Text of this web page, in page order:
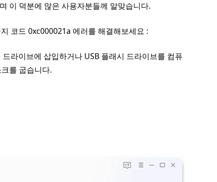
이 덕분에 많은 사용자분들께 알맞습니다.
코드 0xc000021a 에러를 해결해보세요 :
라이브에 삽입하거나 USB 플래시 드라이브를 컴퓨
를 굽습니다.